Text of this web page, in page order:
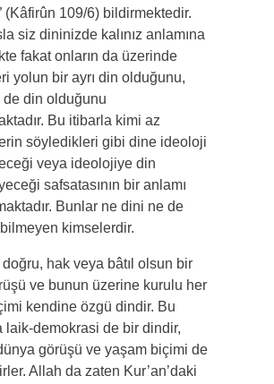
(Kâfirûn 109/6) bildirmektedir.
siz dininizde kalınız anlamına
fakat onların da üzerinde
yolun bir ayrı din olduğunu,
de din olduğunu
Bu itibarla kimi az
söyledikleri gibi dine ideoloji
veya ideolojiye din
safsatasının bir anlamı
Bunlar ne dini ne de
kimselerdir.
hak veya bâtıl olsun bir
ve bunun üzerine kurulu her
kendine özgü dindir. Bu
laik-demokrasi de bir dindir,
görüşü ve yaşam biçimi de
Allah da zaten Kur’an’daki